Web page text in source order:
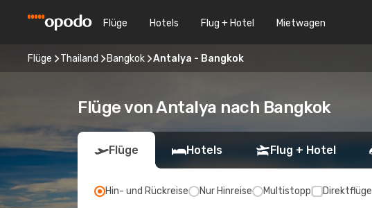
Flüge Hotels Flug + Hotel Mietwagen
Flüge Thailand Bangkok Antalya - Bangkok
Flüge von Antalya nach Bangkok
Flüge Hotels Flug + Hotel
Hin- und Rückreise Nur Hinreise Multistopp Direktflüge